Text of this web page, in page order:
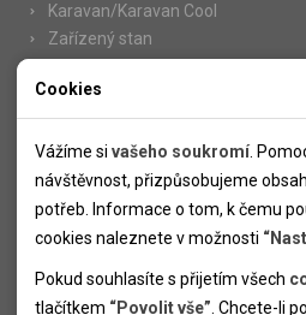
Karavan/Karavan Cool
Zařízený stan
Informace
Novinky
Kolektivy
SUPER FIRST MINUTE
Informace k letním pobytům
Informace o letecké dopravě
Cookies
Vážíme si vašeho soukromí .
návštěvnost, přizpůsobujeme
potřeb. Informace o tom, k čemu
cookies naleznete v možnosti
Pokud souhlasíte s přijetím všech
tlačítkem “Povolit vše” . Chcete-li
Nutné cookies pomáhají, aby byla
tak, že umožní základní funkce
přístup k zabezpečeným sekcím
stránka nemůže správně fungovat
Analytické cookies